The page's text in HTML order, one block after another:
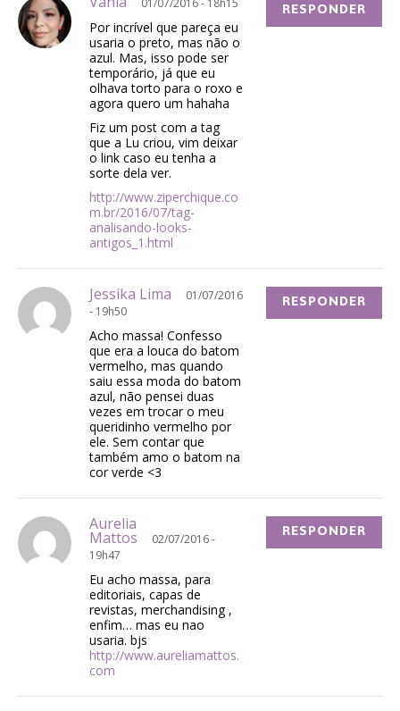
01/07/2016 - 18h15
Por incrível que pareça eu
usaria o preto, mas não o
azul. Mas, isso pode ser
temporário, já que eu
olhava torto para o roxo e
agora quero um hahaha
Fiz um post com a tag
que a Lu criou, vim deixar
o link caso eu tenha a
sorte dela ver.
http://www.ziperchique.co
m.br/2016/07/tag-
analisando-looks-
antigos_1.html
RESPONDER
Jessika Lima
01/07/2016
- 19h50
Acho massa! Confesso
que era a louca do batom
vermelho, mas quando
saiu essa moda do batom
azul, não pensei duas
vezes em trocar o meu
queridinho vermelho por
ele. Sem contar que
também amo o batom na
cor verde <3
RESPONDER
Aurelia
Mattos
02/07/2016 -
19h47
Eu acho massa, para
editoriais, capas de
revistas, merchandising ,
enfim… mas eu nao
usaria. bjs
http://www.aureliamattos.
com
RESPONDER